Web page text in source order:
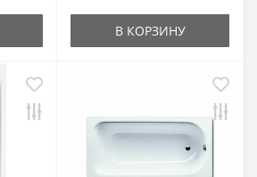
В КОРЗИНУ